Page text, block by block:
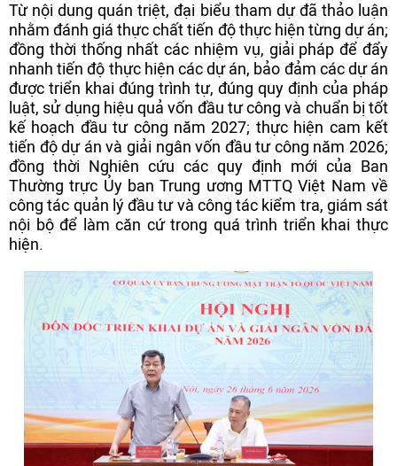
Từ nội dung quán triệt, đại biểu tham dự đã thảo luận
nhằm đánh giá thực chất tiến độ thực hiện từng dự án;
đồng thời thống nhất các nhiệm vụ, giải pháp để đẩy
nhanh tiến độ thực hiện các dự án, bảo đảm các dự án
được triển khai đúng trình tự, đúng quy định của pháp
luật, sử dụng hiệu quả vốn đầu tư công và chuẩn bị tốt
kế hoạch đầu tư công năm 2027; thực hiện cam kết
tiến độ dự án và giải ngân vốn đầu tư công năm 2026;
đồng thời Nghiên cứu các quy định mới của Ban
Thường trực Ủy ban Trung ương MTTQ Việt Nam về
công tác quản lý đầu tư và công tác kiểm tra, giám sát
nội bộ để làm căn cứ trong quá trình triển khai thực
hiện.